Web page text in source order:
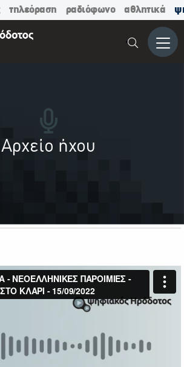
τηλεόραση ραδιόφωνο αθλητικά
Μενού
Αρχείο ήχου